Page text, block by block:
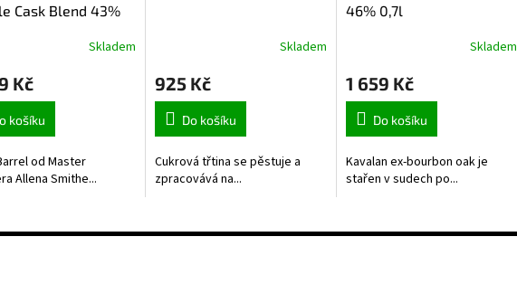
Cask Blend 43%
Skladem
Kč
košíku
od Master
Allena Smithe...
Skladem
925 Kč
Do košíku
Cukrová třtina se pěstuje a
zpracovává na...
46% 0,7l
Skladem
1 659 Kč
Do košíku
Kavalan ex-bourbon oak je
stařen v sudech po...